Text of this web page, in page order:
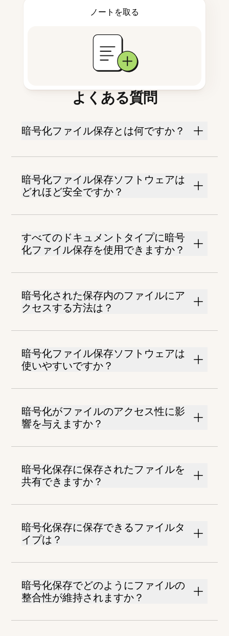
ノートを取る
よくある質問
暗号化ファイル保存とは何ですか？
暗号化ファイル保存ソフトウェアは
どれほど安全ですか？
すべてのドキュメントタイプに暗号
化ファイル保存を使用できますか？
暗号化された保存内のファイルにア
クセスする方法は？
暗号化ファイル保存ソフトウェアは
使いやすいですか？
暗号化がファイルのアクセス性に影
響を与えますか？
暗号化保存に保存されたファイルを
共有できますか？
暗号化保存に保存できるファイルタ
イプは？
暗号化保存でどのようにファイルの
整合性が維持されますか？